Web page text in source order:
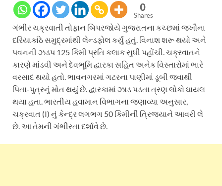
0
Shares
ગંભીર ચક્રવાતી તોફાન બિપરજોયે ગુજરાતના કચ્છમાં જખૌના
દરિયાકાંઠે સમુદ્રમાંથી લેન્ડફોલ કર્યું હતું. વિનાશ શરૂ થયો અને
પવનની ઝડપ 125 કિમી પ્રતિ કલાક સુધી પહોંચી. ચક્રવાતને
કારણે માંડવી અને દેવભૂમિ દ્વારકા સહિત અનેક વિસ્તારોમાં ભારે
વરસાદ થયો હતો. ભાવનગરમાં ગટરના પાણીમાં ડૂબી જવાથી
પિતા-પુત્રનું મોત થયું છે. દ્વારકામાં ઝાડ પડતા ત્રણ લોકો ઘાયલ
થયા હતા. ભારતીય હવામાન વિભાગના જણાવ્યા અનુસાર,
ચક્રવાત (I) નું કેન્દ્ર લગભગ 50 કિમીની ત્રિજ્યાને આવરી લે
છે. આ તેમની ગંભીરતા દર્શાવે છે.